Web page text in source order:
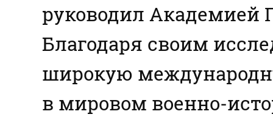
руководил Академией
Благодаря своим
широкую
в мировом военно-